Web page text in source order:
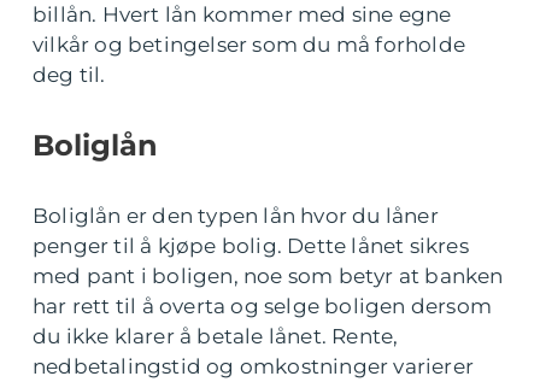
billån. Hvert lån kommer med sine egne
vilkår og betingelser som du må forholde
deg til.
Boliglån
Boliglån er den typen lån hvor du låner
penger til å kjøpe bolig. Dette lånet sikres
med pant i boligen, noe som betyr at banken
har rett til å overta og selge boligen dersom
du ikke klarer å betale lånet. Rente,
nedbetalingstid og omkostninger varierer